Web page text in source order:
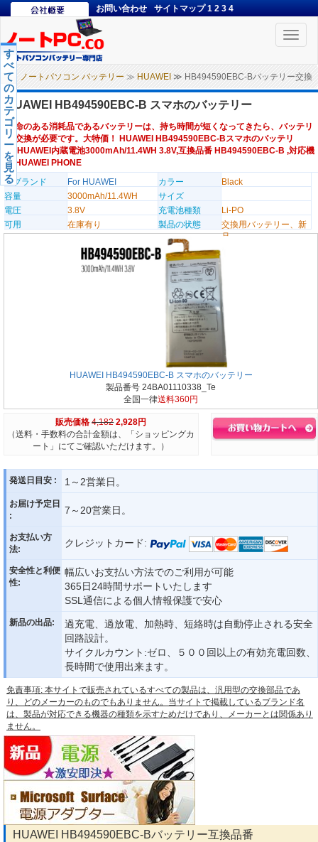
お問い合わせ サイトマップ 1 2 3 4
Toggle
ノートパソコン バッテリー ≫ HUAWEI ≫ HB494590EBC-Bバッテリー交換
す
べ
て
の
カ
テ
ゴ
リ
ー
を
見
る
HUAWEI HB494590EBC-B スマホのバッテリー
寿命のある消耗品であるバッテリーは、持ち時間が短くなってきたら、バッテリ
ー交換が必要です。大特価！ HUAWEI HB494590EBC-Bスマホのバッテリ
ー,HUAWEI内蔵電池3000mAh/11.4WH 3.8V,互換品番 HB494590EBC-B ,対応機
種HUAWEI PHONE
のブランド
For HUAWEI カラー
Black
容量
3000mAh/11.4WH
サイズ
電圧
3.8V 充電池種類
Li-PO
可用
在庫有り 製品の状態
交換用バッテリー、新
品
HUAWEI HB494590EBC-B スマホのバッテリー
製品番号 24BA01110338_Te
全国一律送料360円
販売価格 4,182 2,928円
（送料・手数料の合計金額は、「ショッピングカ
ート」にてご確認いただけます。）
発送日目安 : 1～2営業日。
お届け予定日
:
7～20営業日。
お支払い方
法:
クレジットカード:
安全性と利便
性:
幅広いお支払い方法でのご利用が可能
365日24時間サポートいたします
SSL通信による個人情報保護で安心
新品の出品:
過充電、過放電、加熱時、短絡時は自動停止される安全
回路設計。
サイクルカウント:ゼロ、５００回以上の有効充電回数、
長時間で使用出来ます。
免責事項: 本サイトで販売されているすべての製品は、汎用型の交換部品であ
り、どのメーカーのものでもありません。当サイトで掲載しているブランド名
は、製品が対応できる機器の種類を示すためだけであり、メーカーとは関係あり
ません。
HUAWEI HB494590EBC-Bバッテリー互換品番